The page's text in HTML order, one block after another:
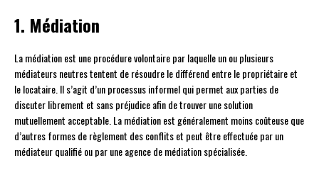
1. Médiation
La médiation est une procédure volontaire par laquelle un ou plusieurs
médiateurs neutres tentent de résoudre le différend entre le propriétaire et
le locataire. Il s’agit d’un processus informel qui permet aux parties de
discuter librement et sans préjudice afin de trouver une solution
mutuellement acceptable. La médiation est généralement moins coûteuse que
d’autres formes de règlement des conflits et peut être effectuée par un
médiateur qualifié ou par une agence de médiation spécialisée.